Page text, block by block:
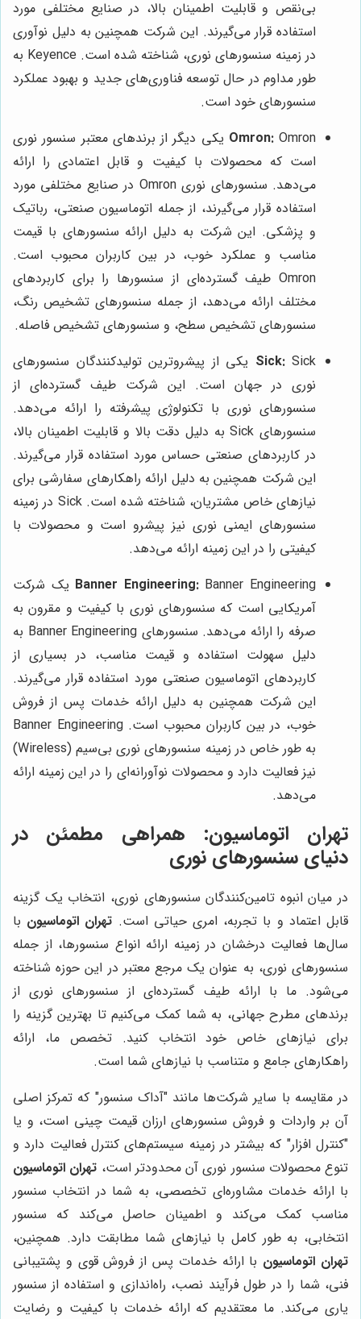
بی‌نقص و قابلیت اطمینان بالا، در صنایع مختلفی مورد
استفاده قرار می‌گیرند. این شرکت همچنین به دلیل نوآوری
در زمینه سنسورهای نوری، شناخته شده است. Keyence به
طور مداوم در حال توسعه فناوری‌های جدید و بهبود عملکرد
سنسورهای خود است.
Omron: Omron یکی دیگر از برندهای معتبر سنسور نوری
است که محصولات با کیفیت و قابل اعتمادی را ارائه
می‌دهد. سنسورهای نوری Omron در صنایع مختلفی مورد
استفاده قرار می‌گیرند، از جمله اتوماسیون صنعتی، رباتیک
و پزشکی. این شرکت به دلیل ارائه سنسورهای با قیمت
مناسب و عملکرد خوب، در بین کاربران محبوب است.
Omron طیف گسترده‌ای از سنسورها را برای کاربردهای
مختلف ارائه می‌دهد، از جمله سنسورهای تشخیص رنگ،
سنسورهای تشخیص سطح، و سنسورهای تشخیص فاصله.
Sick: Sick یکی از پیشروترین تولیدکنندگان سنسورهای
نوری در جهان است. این شرکت طیف گسترده‌ای از
سنسورهای نوری با تکنولوژی پیشرفته را ارائه می‌دهد.
سنسورهای Sick به دلیل دقت بالا و قابلیت اطمینان بالا،
در کاربردهای صنعتی حساس مورد استفاده قرار می‌گیرند.
این شرکت همچنین به دلیل ارائه راهکارهای سفارشی برای
نیازهای خاص مشتریان، شناخته شده است. Sick در زمینه
سنسورهای ایمنی نوری نیز پیشرو است و محصولات با
کیفیتی را در این زمینه ارائه می‌دهد.
Banner Engineering: Banner Engineering یک شرکت
آمریکایی است که سنسورهای نوری با کیفیت و مقرون به
صرفه را ارائه می‌دهد. سنسورهای Banner Engineering به
دلیل سهولت استفاده و قیمت مناسب، در بسیاری از
کاربردهای اتوماسیون صنعتی مورد استفاده قرار می‌گیرند.
این شرکت همچنین به دلیل ارائه خدمات پس از فروش
خوب، در بین کاربران محبوب است. Banner Engineering
به طور خاص در زمینه سنسورهای نوری بی‌سیم (Wireless)
نیز فعالیت دارد و محصولات نوآورانه‌ای را در این زمینه ارائه
می‌دهد.
تهران اتوماسیون: همراهی مطمئن در
دنیای سنسورهای نوری
در میان انبوه تامین‌کنندگان سنسورهای نوری، انتخاب یک گزینه
قابل اعتماد و با تجربه، امری حیاتی است. تهران اتوماسیون با
سال‌ها فعالیت درخشان در زمینه ارائه انواع سنسورها، از جمله
سنسورهای نوری، به عنوان یک مرجع معتبر در این حوزه شناخته
می‌شود. ما با ارائه طیف گسترده‌ای از سنسورهای نوری از
برندهای مطرح جهانی، به شما کمک می‌کنیم تا بهترین گزینه را
برای نیازهای خاص خود انتخاب کنید. تخصص ما، ارائه
راهکارهای جامع و متناسب با نیازهای شما است.
در مقایسه با سایر شرکت‌ها مانند "آداک سنسور" که تمرکز اصلی
آن بر واردات و فروش سنسورهای ارزان قیمت چینی است، و یا
"کنترل افزار" که بیشتر در زمینه سیستم‌های کنترل فعالیت دارد و
تنوع محصولات سنسور نوری آن محدودتر است، تهران اتوماسیون
با ارائه خدمات مشاوره‌ای تخصصی، به شما در انتخاب سنسور
مناسب کمک می‌کند و اطمینان حاصل می‌کند که سنسور
انتخابی، به طور کامل با نیازهای شما مطابقت دارد. همچنین،
تهران اتوماسیون با ارائه خدمات پس از فروش قوی و پشتیبانی
فنی، شما را در طول فرآیند نصب، راه‌اندازی و استفاده از سنسور
یاری می‌کند. ما معتقدیم که ارائه خدمات با کیفیت و رضایت